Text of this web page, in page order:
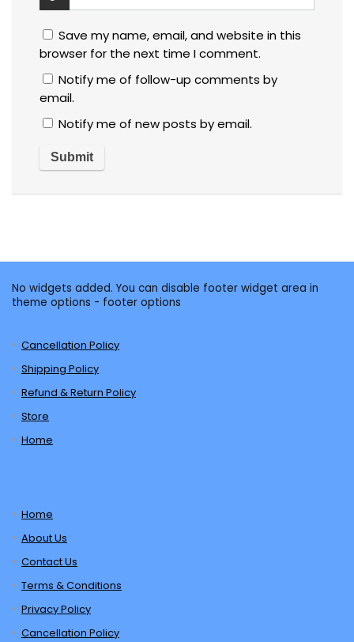
Save my name, email, and website in this
browser for the next time I comment.
Notify me of follow-up comments by
email.
Notify me of new posts by email.
No widgets added. You can disable footer widget area in
theme options - footer options
Cancellation Policy
Shipping Policy
Refund & Return Policy
Store
Home
Home
About Us
Contact Us
Terms & Conditions
Privacy Policy
Cancellation Policy